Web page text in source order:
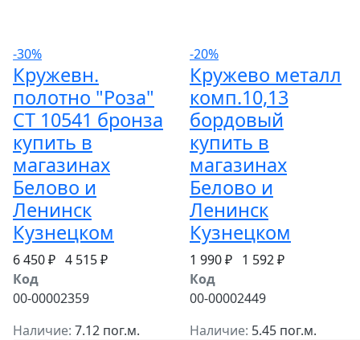
-30%
Кружевн.
полотно "Роза"
СТ 10541 бронза
купить в
магазинах
Белово и
Ленинск
Кузнецком
6 450 ₽ 4 515 ₽
Код
00-00002359
Наличие: 7.12 пог.м.
-20%
Кружево металл
комп.10,13
бордовый
купить в
магазинах
Белово и
Ленинск
Кузнецком
1 990 ₽ 1 592 ₽
Код
00-00002449
Наличие: 5.45 пог.м.